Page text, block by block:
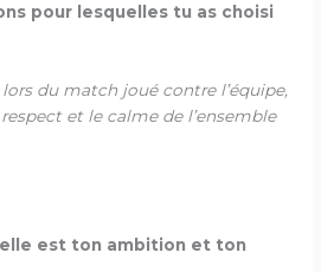
pour lesquelles tu as choisi
lors du match joué contre l’équipe,
et le calme de l’ensemble
est ton ambition et ton